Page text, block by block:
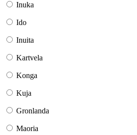
Inuka
Ido
Inuita
Kartvela
Konga
Kuja
Gronlanda
Maoria